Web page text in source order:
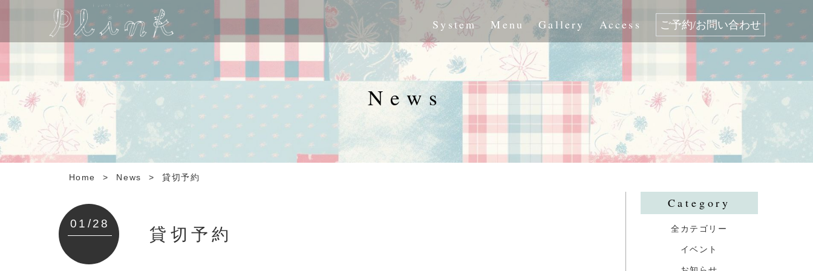
System Menu Gallery Access ご予約/お問い合わせ
News
Home > News > 貸切予約
01/28
貸切予約
Category
全カテゴリー
イベント